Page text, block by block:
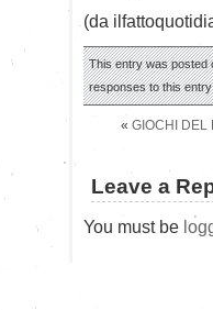
(da
This entry was posted
responses to this
« GIOCHI DEL
Leave a
You must be